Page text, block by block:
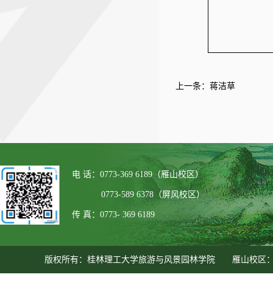
上一条： 蒋洁草
电 话：0773-369 6189（雁山校区）
0773-589 6378（屏风校区）
传 真：0773- 369 6189
版权所有：桂林理工大学旅游与风景园林学院 雁山校区